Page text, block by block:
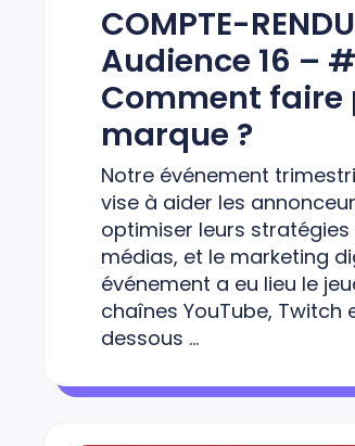
COMPTE-
Audience 16 –
Comment faire
marque ?
Notre événement
vise à aider les
optimiser leurs stratégies
médias, et le marketing
événement a eu lieu le
chaînes YouTube, Twitch
dessous …